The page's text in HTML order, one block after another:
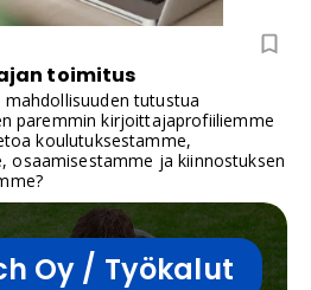
toimitus
tutustua
paremmin kirjoittajaprofiiliemme
koulutuksestamme,
osaamisestamme ja kiinnostuksen
Oy / Työkalut